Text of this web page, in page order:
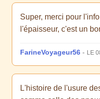
Super, merci pour
l'épaisseur, c'est un
FarineVoyageur56 - LE
L'histoire de l'usure